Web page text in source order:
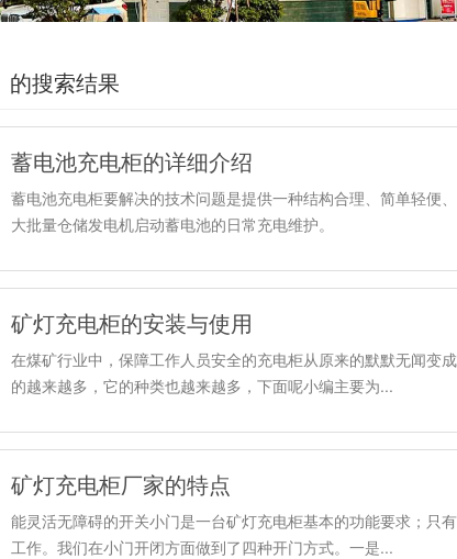
的搜索结果
蓄电池充电柜的详细介绍
蓄电池充电柜要解决的技术问题是提供一种结构合理、简单轻便
大批量仓储发电机启动蓄电池的日常充电维护。
矿灯充电柜的安装与使用
在煤矿行业中，保障工作人员安全的充电柜从原来的默默无闻变
的越来越多，它的种类也越来越多，下面呢小编主要为...
矿灯充电柜厂家的特点
能灵活无障碍的开关小门是一台矿灯充电柜基本的功能要求；只
工作。我们在小门开闭方面做到了四种开门方式。一是...